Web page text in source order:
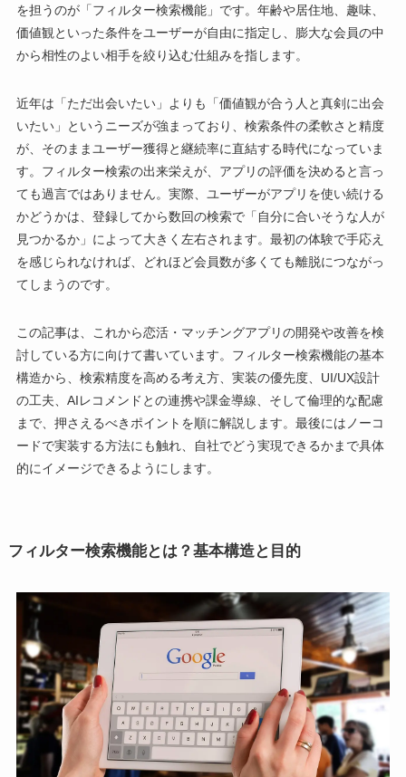
を担うのが「フィルター検索機能」です。年齢や居住地、趣味、
価値観といった条件をユーザーが自由に指定し、膨大な会員の中
から相性のよい相手を絞り込む仕組みを指します。
近年は「ただ出会いたい」よりも「価値観が合う人と真剣に出会
いたい」というニーズが強まっており、検索条件の柔軟さと精度
が、そのままユーザー獲得と継続率に直結する時代になっていま
す。フィルター検索の出来栄えが、アプリの評価を決めると言っ
ても過言ではありません。実際、ユーザーがアプリを使い続ける
かどうかは、登録してから数回の検索で「自分に合いそうな人が
見つかるか」によって大きく左右されます。最初の体験で手応え
を感じられなければ、どれほど会員数が多くても離脱につながっ
てしまうのです。
この記事は、これから恋活・マッチングアプリの開発や改善を検
討している方に向けて書いています。フィルター検索機能の基本
構造から、検索精度を高める考え方、実装の優先度、UI/UX設計
の工夫、AIレコメンドとの連携や課金導線、そして倫理的な配慮
まで、押さえるべきポイントを順に解説します。最後にはノーコ
ードで実装する方法にも触れ、自社でどう実現できるかまで具体
的にイメージできるようにします。
フィルター検索機能とは？基本構造と目的